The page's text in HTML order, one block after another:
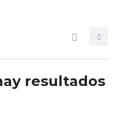
resultados